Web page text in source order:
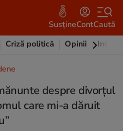
SusțineContCaută
Criză politică Opinii
despre divorțul
care mi-a dăruit